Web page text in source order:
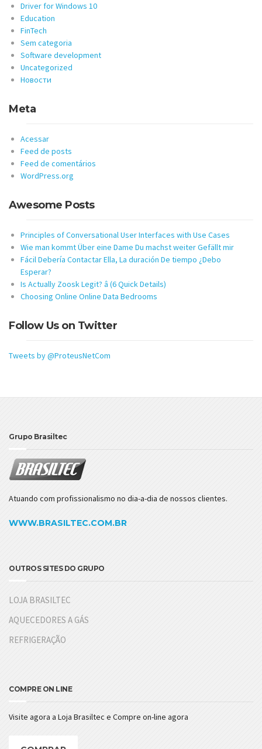
Driver for Windows 10
Education
FinTech
Sem categoria
Software development
Uncategorized
Новости
Meta
Acessar
Feed de posts
Feed de comentários
WordPress.org
Awesome Posts
Principles of Conversational User Interfaces with Use Cases
Wie man kommt Über eine Dame Du machst weiter Gefällt mir
Fácil Debería Contactar Ella, La duración De tiempo ¿Debo
Esperar?
Is Actually Zoosk Legit? â (6 Quick Details)
Choosing Online Online Data Bedrooms
Follow Us on Twitter
Tweets by @ProteusNetCom
Grupo Brasiltec
Atuando com profissionalismo no dia-a-dia de nossos clientes.
WWW.BRASILTEC.COM.BR
OUTROS SITES DO GRUPO
LOJA BRASILTEC
AQUECEDORES A GÁS
REFRIGERAÇÃO
COMPRE ON LINE
Visite agora a Loja Brasiltec e Compre on-line agora